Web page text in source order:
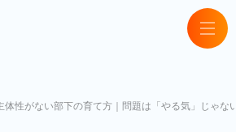
体性がない部下の育て方｜問題は「やる気」じゃな